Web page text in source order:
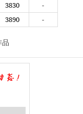
3830 -
3890 -
品